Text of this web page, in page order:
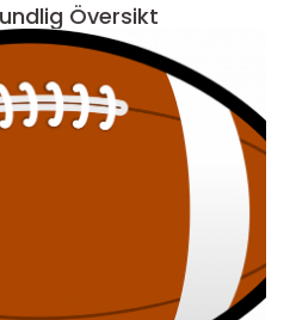
Översikt